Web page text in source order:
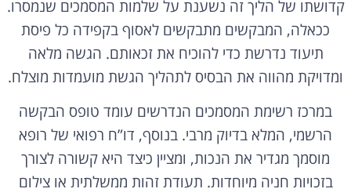
קדושתו של הליך זה נשענת על שלמות המסמכים שנמסרו.
ככאלה, המבקשים מתבקשים לאסוף בקפידה כל פיסת
תיעוד נדרשת כדי להוכיח את זכאותם. הגשה מלאה
ומדויקת מהווה את הבסיס לתהליך הגשת מועמדות מוצלח.
במרכז רשימת המסמכים הנדרשים עומד טופס הבקשה
הרשמי, המלא בדיוק מרבי. בנוסף, דו”ח רפואי של רופא
מוסמך מגדיר את הנכות, ומציין כיצד היא קשורה לצורך
בזכויות חניה מיוחדות. תעודת זהות ממשלתית או צילום